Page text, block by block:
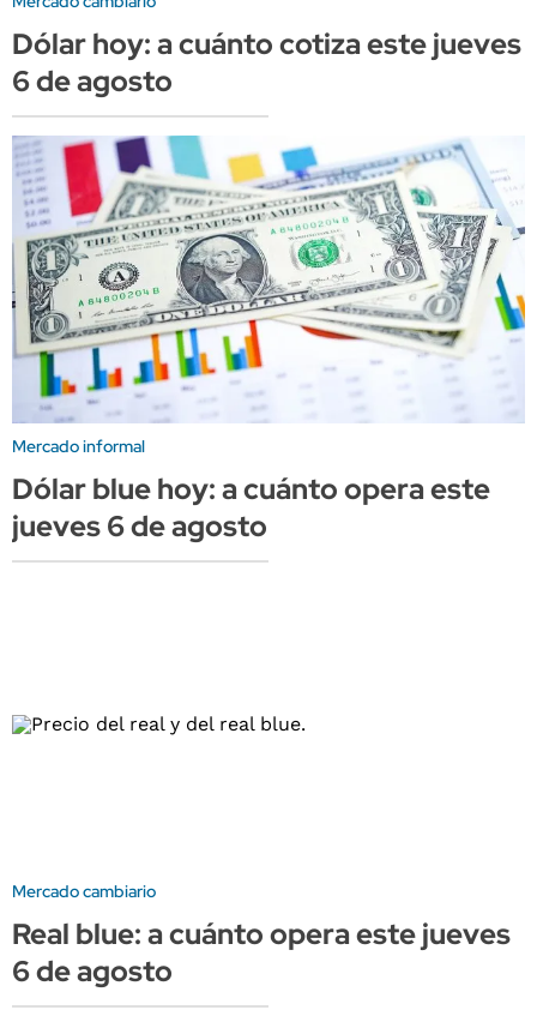
Dólar hoy: a cuánto cotiza este jueves
6 de agosto
Mercado informal
Dólar blue hoy: a cuánto opera este
jueves 6 de agosto
Mercado cambiario
Real blue: a cuánto opera este jueves
6 de agosto